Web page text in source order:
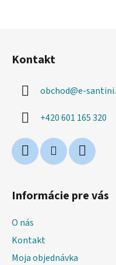
Kontakt
obchod@e-
+420 601 165 320
Informácie pre vás
O nás
Kontakt
Moja objednávka